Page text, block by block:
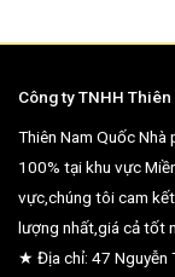
Công ty TNHH
Thiên Nam Quốc Nhà
100% tại khu vực
vực,chúng tôi cam
lượng nhất,giá cả tốt
★ Địa chỉ: 47 Nguyễn